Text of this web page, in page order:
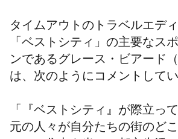
タイムアウトのトラベルエデ
「ベストシティ」の主要なス
ンであるグレース・ビアード（
は、次のようにコメントしてい
「『ベストシティ』が際立っ
元の人々が自分たちの街のど